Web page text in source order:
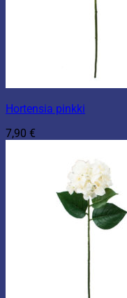
Hortensia pinkki
7,90 €